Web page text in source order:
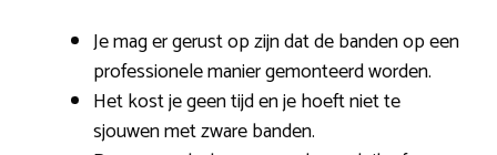
Je mag er gerust op zijn dat de banden op een
professionele manier gemonteerd worden.
Het kost je geen tijd en je hoeft niet te
sjouwen met zware banden.